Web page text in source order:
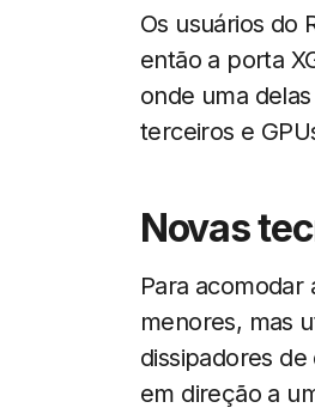
Os usuários do
então a porta
onde uma
terceiros e
Novas
Para acomodar
menores, mas
dissipadores
em direção a